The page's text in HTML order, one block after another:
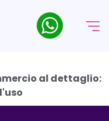
al dettaglio: